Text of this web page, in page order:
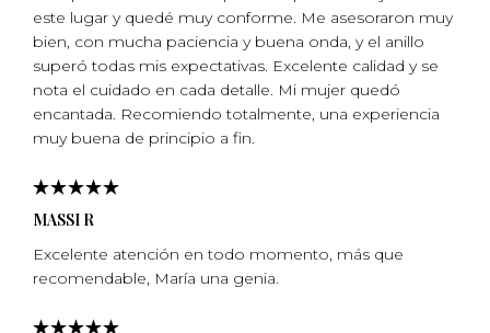
este lugar y quedé muy conforme. Me asesoraron muy
bien, con mucha paciencia y buena onda, y el anillo
superó todas mis expectativas. Excelente calidad y se
nota el cuidado en cada detalle. Mi mujer quedó
encantada. Recomiendo totalmente, una experiencia
muy buena de principio a fin.
MASSI R
Excelente atención en todo momento, más que
recomendable, Marí­a una genia.